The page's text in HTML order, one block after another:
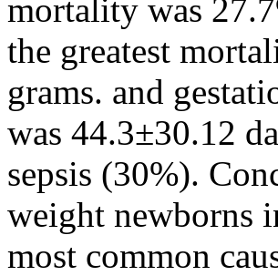
mortality was
the greatest
grams. and
was 44.3±30.12
sepsis (30%).
weight newborns
most common